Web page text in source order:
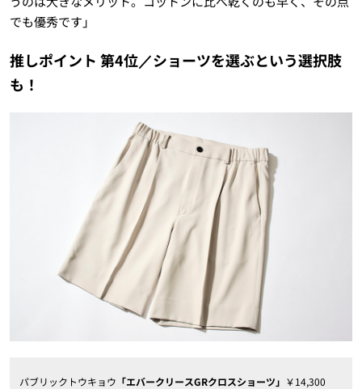
でも優秀です」
推しポイント 第4位／ショーツを選ぶという選択肢
も！
パブリックトウキョウ 「エバークリースGRクロスショーツ」 ￥14,300